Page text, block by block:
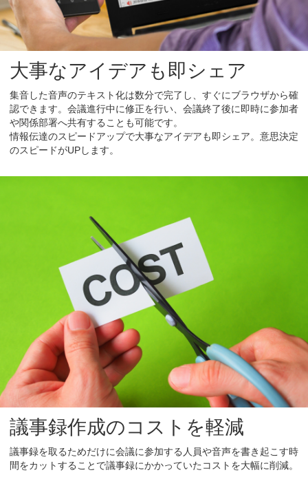
大事なアイデアも即シェア
集音した音声のテキスト化は数分で完了し、すぐにブラウザから確
認できます。会議進行中に修正を行い、会議終了後に即時に参加者
や関係部署へ共有することも可能です。
情報伝達のスピードアップで大事なアイデアも即シェア。意思決定
のスピードがUPします。
議事録作成のコストを軽減
議事録を取るためだけに会議に参加する人員や音声を書き起こす時
間をカットすることで議事録にかかっていたコストを大幅に削減。